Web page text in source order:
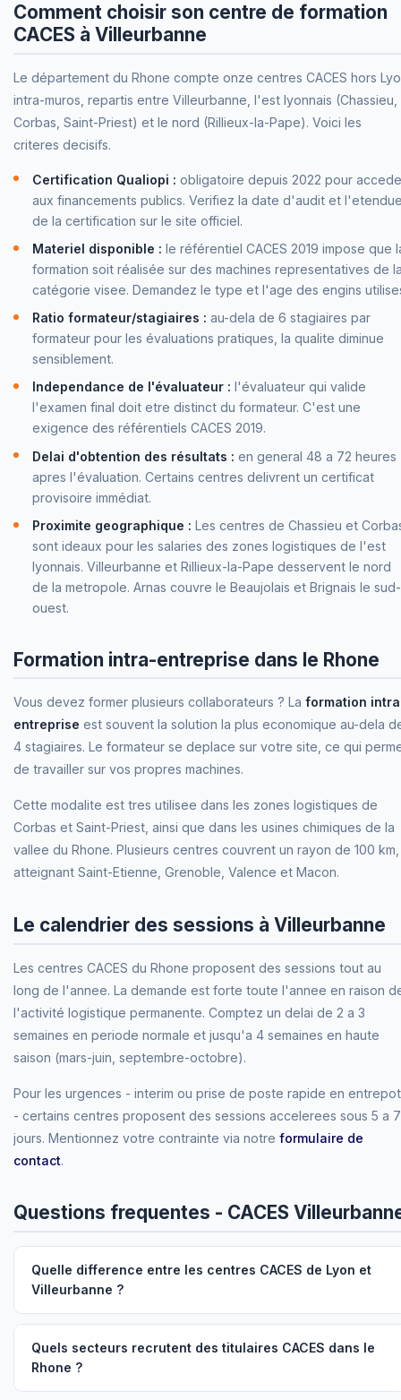
Comment choisir son centre de formation
CACES à Villeurbanne
Le département du Rhone compte onze centres CACES hors
intra-muros, repartis entre Villeurbanne, l'est lyonnais (Chassieu,
Corbas, Saint-Priest) et le nord (Rillieux-la-Pape). Voici les
criteres decisifs.
Certification Qualiopi : obligatoire depuis 2022 pour
aux financements publics. Verifiez la date d'audit et
de la certification sur le site officiel.
Materiel disponible : le référentiel CACES 2019 impose que
formation soit réalisée sur des machines representatives de
catégorie visee. Demandez le type et l'age des engins
Ratio formateur/stagiaires : au-dela de 6 stagiaires par
formateur pour les évaluations pratiques, la qualite diminue
sensiblement.
Independance de l'évaluateur : l'évaluateur qui valide
l'examen final doit etre distinct du formateur. C'est une
exigence des référentiels CACES 2019.
Delai d'obtention des résultats : en general 48 a 72 heures
apres l'évaluation. Certains centres delivrent un certificat
provisoire immédiat.
Proximite geographique : Les centres de Chassieu et
sont ideaux pour les salaries des zones logistiques de l'est
lyonnais. Villeurbanne et Rillieux-la-Pape desservent le nord
de la metropole. Arnas couvre le Beaujolais et Brignais le sud-
ouest.
Formation intra-entreprise dans le Rhone
Vous devez former plusieurs collaborateurs ? La formation
entreprise est souvent la solution la plus economique au-dela
4 stagiaires. Le formateur se deplace sur votre site, ce qui
de travailler sur vos propres machines.
Cette modalite est tres utilisee dans les zones logistiques de
Corbas et Saint-Priest, ainsi que dans les usines chimiques de la
vallee du Rhone. Plusieurs centres couvrent un rayon de 100 km,
atteignant Saint-Etienne, Grenoble, Valence et Macon.
Le calendrier des sessions à Villeurbanne
Les centres CACES du Rhone proposent des sessions tout au
long de l'annee. La demande est forte toute l'annee en raison
l'activité logistique permanente. Comptez un delai de 2 a 3
semaines en periode normale et jusqu'a 4 semaines en haute
saison (mars-juin, septembre-octobre).
Pour les urgences - interim ou prise de poste rapide en entrepot
- certains centres proposent des sessions accelerees sous 5 a 7
jours. Mentionnez votre contrainte via notre formulaire de
contact.
Questions frequentes - CACES
Quelle difference entre les centres CACES de Lyon et
Villeurbanne ?
Quels secteurs recrutent des titulaires CACES dans le
Rhone ?